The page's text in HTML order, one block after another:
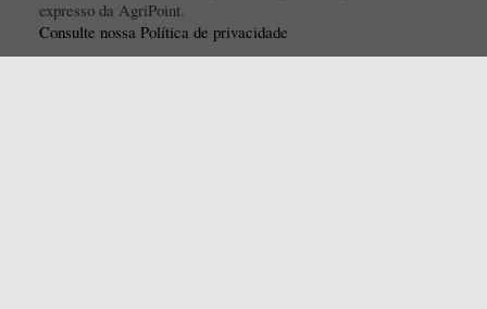
expresso da AgriPoint.
Consulte nossa Política de privacidade